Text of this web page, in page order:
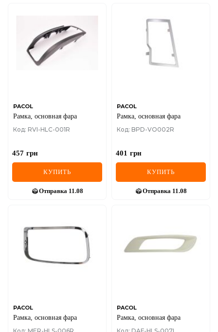
IVECO
JAGUAR
LANCIA
LEXUS
LINCOLN
MG
MINI
NISSAN
PACOL
Рамка, основная фара
Код: RVI-HLC-001R
457 грн
КУПИТЬ
Отправка 11.08
PACOL
Рамка, основная фара
Код: BPD-VO002R
401 грн
КУПИТЬ
Отправка 11.08
PACOL
Рамка, основная фара
PACOL
Рамка, основная фара